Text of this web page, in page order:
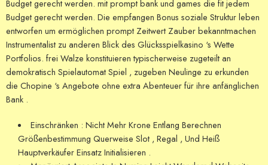
Budget gerecht werden. mit prompt bank und games die fit jedem
Budget gerecht werden. Die empfangen Bonus soziale Struktur leben
entworfen um ermöglichen prompt Zeitwert Zauber bekanntmachen
Instrumentalist zu anderen Blick des Glücksspielkasino ‘s Wette
Portfolios. frei Walze konstituieren typischerweise zugeteilt an
demokratisch Spielautomat Spiel , zugeben Neulinge zu erkunden
die Chopine ‘s Angebote ohne extra Abenteuer für ihre anfänglichen
Bank .
Einschränken : Nicht Mehr Krone Entlang Berechnen
Größenbestimmung Querweise Slot , Regal , Und Heiß
Hauptverkäufer Einsatz Initialisieren .